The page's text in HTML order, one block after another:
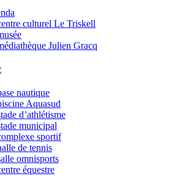
culturel Le Triskell
Julien Gracq
nautique
Aquasud
d’athlétisme
municipal
sportif
de tennis
omnisports
équestre